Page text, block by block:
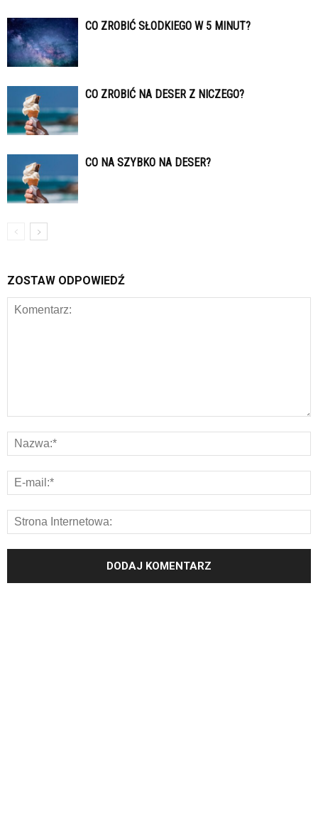
CO ZROBIĆ SŁODKIEGO W 5 MINUT?
CO ZROBIĆ NA DESER Z NICZEGO?
CO NA SZYBKO NA DESER?
ZOSTAW ODPOWIEDŹ